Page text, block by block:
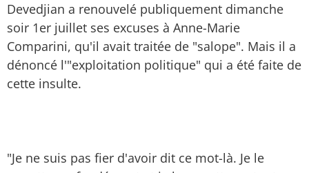
Devedjian a renouvelé publiquement dimanche
soir 1er juillet ses excuses à Anne-Marie
Comparini, qu'il avait traitée de "salope". Mais il a
dénoncé l'"exploitation politique" qui a été faite de
cette insulte.
"Je ne suis pas fier d'avoir dit ce mot-là. Je le